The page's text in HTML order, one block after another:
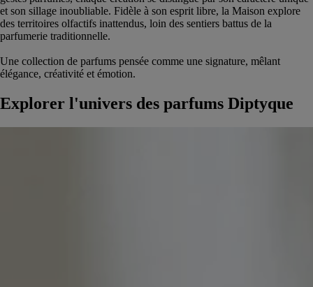
et son sillage inoubliable. Fidèle à son esprit libre, la Maison explore
des territoires olfactifs inattendus, loin des sentiers battus de la
parfumerie traditionnelle.
Une collection de parfums pensée comme une signature, mêlant
élégance, créativité et émotion.
Explorer l'univers des parfums Diptyque